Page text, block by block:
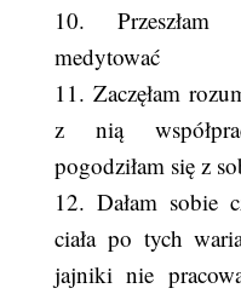
10. Przeszłam
medytować
11. Zaczęłam
z nią
pogodziłam się z
12. Dałam sobie
ciała po tych
jajniki nie